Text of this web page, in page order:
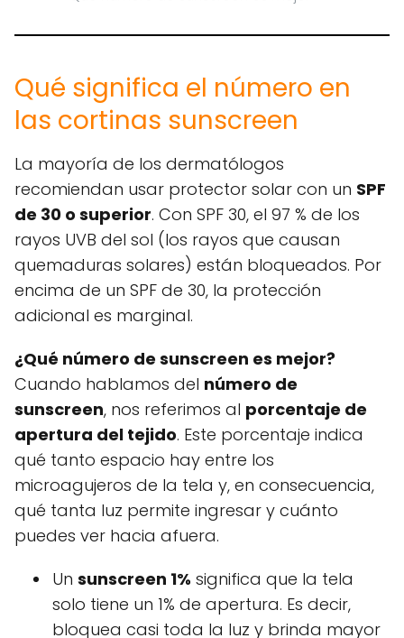
Qué significa el número en
las cortinas sunscreen
La mayoría de los dermatólogos
recomiendan usar protector solar con un SPF
de 30 o superior. Con SPF 30, el 97 % de los
rayos UVB del sol (los rayos que causan
quemaduras solares) están bloqueados. Por
encima de un SPF de 30, la protección
adicional es marginal.
¿Qué número de sunscreen es mejor?
Cuando hablamos del número de
sunscreen, nos referimos al porcentaje de
apertura del tejido. Este porcentaje indica
qué tanto espacio hay entre los
microagujeros de la tela y, en consecuencia,
qué tanta luz permite ingresar y cuánto
puedes ver hacia afuera.
Un sunscreen 1% significa que la tela
solo tiene un 1% de apertura. Es decir,
bloquea casi toda la luz y brinda mayor